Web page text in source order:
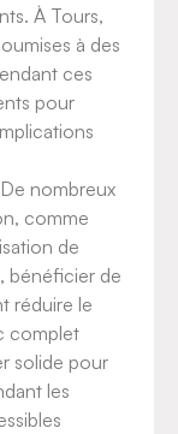
À Tours,
à des
ces
pour
nombreux
comme
de
bénéficier de
réduire le
complet
solide pour
les